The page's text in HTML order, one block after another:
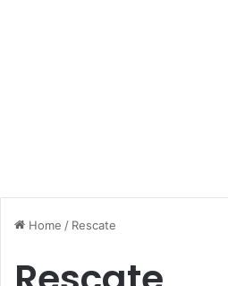
Home / Rescate